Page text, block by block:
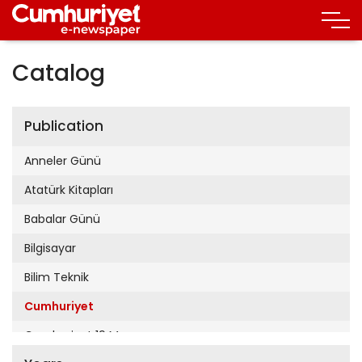
Catalog
Publication
Anneler Günü
Atatürk Kitapları
Babalar Günü
Bilgisayar
Bilim Teknik
Cumhuriyet
Cumhuriyet 19 Mayıs